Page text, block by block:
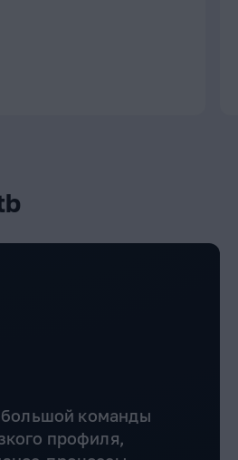
большой команды
профиля,